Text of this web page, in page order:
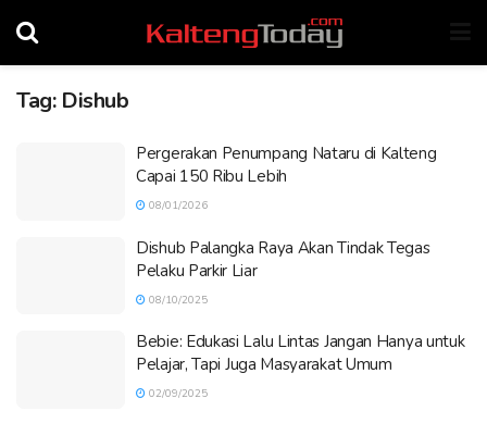
Tag: Dishub
Pergerakan Penumpang Nataru di Kalteng
Capai 150 Ribu Lebih
08/01/2026
Dishub Palangka Raya Akan Tindak Tegas
Pelaku Parkir Liar
08/10/2025
Bebie: Edukasi Lalu Lintas Jangan Hanya untuk
Pelajar, Tapi Juga Masyarakat Umum
02/09/2025